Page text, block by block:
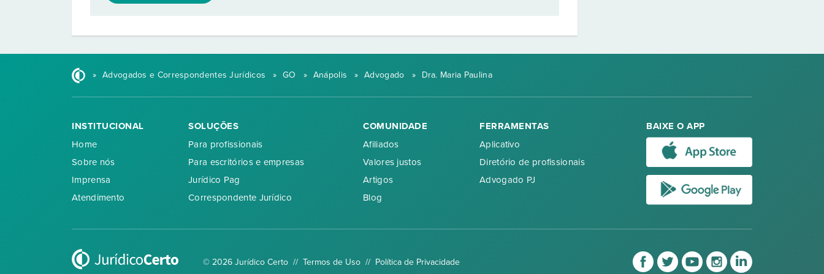
» Advogados e Correspondentes Jurídicos » GO » Anápolis » Advogado » Dra. Maria Paulina
INSTITUCIONAL
Home
Sobre nós
Imprensa
Atendimento
SOLUÇÕES
Para profissionais
Para escritórios e empresas
Jurídico Pag
Correspondente Jurídico
COMUNIDADE
Afiliados
Valores justos
Artigos
Blog
FERRAMENTAS
Aplicativo
Diretório de profissionais
Advogado PJ
BAIXE O APP
© 2026 Jurídico Certo // Termos de Uso// Política de Privacidade